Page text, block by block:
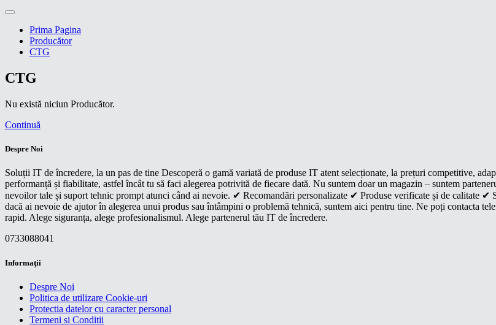
Prima Pagina
Producător
CTG
CTG
Nu există niciun Producător.
Continuă
Despre Noi
Soluții IT de încredere, la un pas de tine Descoperă o gamă variată de produse IT atent selecționate, la prețuri competitive,
performanță și fiabilitate, astfel încât tu să faci alegerea potrivită de fiecare dată. Nu suntem doar un magazin – suntem
nevoilor tale și suport tehnic prompt atunci când ai nevoie. ✔ Recomandări personalizate ✔ Produse verificate și de calitate
dacă ai nevoie de ajutor în alegerea unui produs sau întâmpini o problemă tehnică, suntem aici pentru tine. Ne poți contacta
rapid. Alege siguranța, alege profesionalismul. Alege partenerul tău IT de încredere.
0733088041
Informaţii
Despre Noi
Politica de utilizare Cookie-uri
Protectia datelor cu caracter personal
Termeni si Conditii